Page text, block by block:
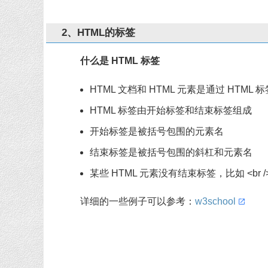
2、HTML的标签
什么是 HTML 标签
HTML 文档和 HTML 元素是通过 HTML
HTML 标签由开始标签和结束标签组成
开始标签是被括号包围的元素名
结束标签是被括号包围的斜杠和元素名
某些 HTML 元素没有结束标签，比如 <br /
详细的一些例子可以参考： w3school